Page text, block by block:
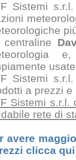
Sistemi
centraline
Sistemi
a prezzi
Sistemi s.r.l.
rete di
avere
clicca qui